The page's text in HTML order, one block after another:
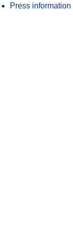
Press information